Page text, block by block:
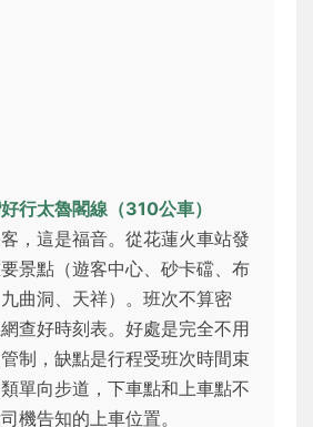
行太魯閣線（310公車）
，這是福音。從花蓮火車站發
景點（遊客中心、砂卡礑、布
曲洞、天祥）。班次不算密
查好時刻表。好處是完全不用
制，缺點是行程受班次時間束
單向步道，下車點和上車點不
機告知的上車位置。